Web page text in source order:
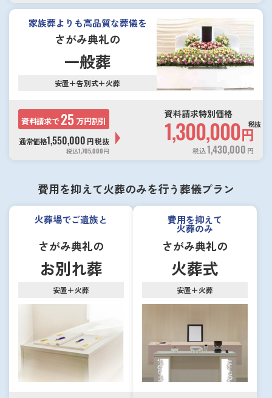
家族葬よりも高品質な葬儀を
さがみ典礼の
一般葬
安置＋告別式＋火葬
資料請求で 25 万円割引
通常価格1,550,000 円税抜
税込1,705,000円
資料請求特別価格
1,300,000円
税抜
税込1,430,000 円
費用を抑えて火葬のみを行う葬儀プラン
火葬場でご遺族と
さがみ典礼の
お別れ葬
安置＋火葬
費用を抑えて
火葬のみ
さがみ典礼の
火葬式
安置＋火葬